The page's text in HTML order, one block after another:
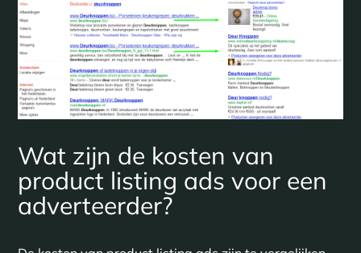
Wat zijn de kosten van
product listing ads voor een
adverteerder?